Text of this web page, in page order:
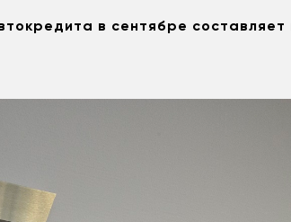
в сентябре составляет